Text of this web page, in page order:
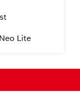
Lite